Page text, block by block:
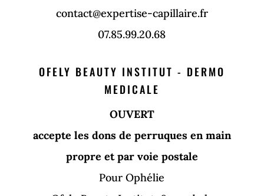
contact@expertise-capillaire.fr
07.85.99.20.68
OFELY BEAUTY INSTITUT - DERMO
MEDICALE
OUVERT
accepte les dons de perruques en main
propre et par voie postale
Pour Ophélie